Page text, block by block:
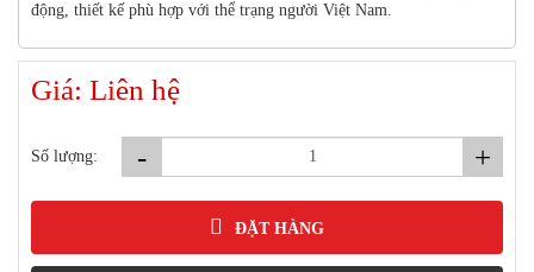
động, thiết kế phù hợp với thể trạng người Việt Nam.
Giá: Liên hệ
Số lượng: - +
ĐẶT HÀNG